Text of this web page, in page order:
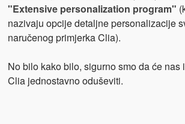
"Extensive personalization program"
nazivaju opcije detaljne personalizacije
naručenog primjerka Clia).
No bilo kako bilo, sigurno smo da će nas
Clia jednostavno oduševiti.